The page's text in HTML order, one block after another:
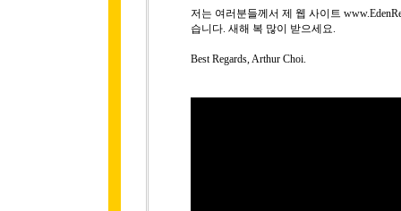
저는 여러분들께서 제 웹 사이트
습니다. 새해 복 많이 받으세요.
Best Regards, Arthur Choi.